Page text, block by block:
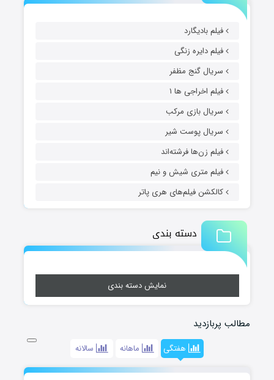
فیلم بادیگارد
فیلم دایره زنگی
سریال گنج مظفر
فیلم اخراجی ها ۱
سریال بازی مرکب
سریال پوست شیر
فیلم زن‌ها فرشته‌اند
فیلم متری شیش و نیم
کالکشن فیلم‌های هری پاتر
دسته بندی
نمایش دسته بندی
مطالب پربازدید
هفتگی ماهانه سالانه